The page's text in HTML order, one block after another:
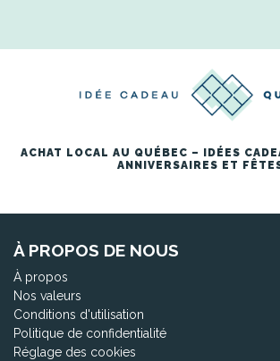
ACHAT LOCAL AU QUÉBEC – IDÉES
ANNIVERSAIRES ET
À PROPOS DE NOUS
À propos
Nos valeurs
Conditions d'utilisation
Politique de confidentialité
Réglage des cookies